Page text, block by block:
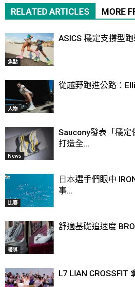
RELATED ARTICLES MORE
焦點
ASICS 穩定支撐型
人物
從越野跑進公路：
News
Saucony發表「穩定
打造全...
比賽
日本選手們眼中
事...
報導
舒適基礎追速度
L7 LIAN CROSSFIT